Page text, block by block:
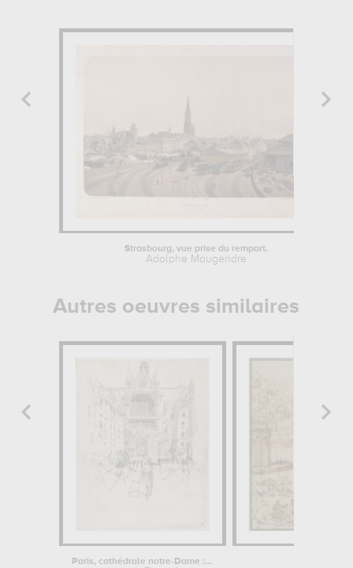
Strasbourg, vue prise du rempart.
Adolphe Maugendre
Autres oeuvres similaires
Paris, cathédrale notre-Dame : la...